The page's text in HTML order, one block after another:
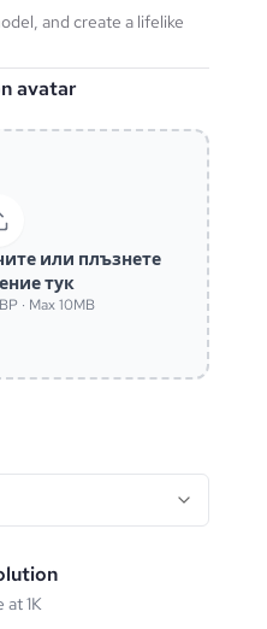
and create a lifelike
avatar
или плъзнете
тук
· Max 10MB
1K